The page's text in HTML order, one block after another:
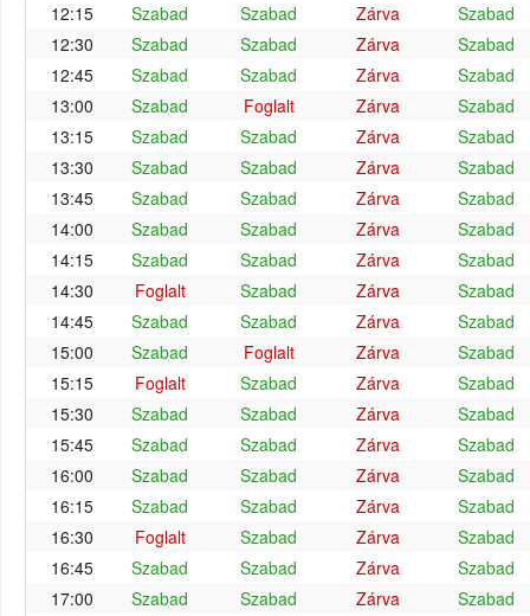
12:15
Szabad Szabad Zárva
Szabad
12:30
Szabad Szabad Zárva
Szabad
12:45
Szabad Szabad Zárva
Szabad
13:00
Szabad Foglalt Zárva
Szabad
13:15
Szabad Szabad Zárva
Szabad
13:30
Szabad Szabad Zárva
Szabad
13:45
Szabad Szabad Zárva
Szabad
14:00
Szabad Szabad Zárva
Szabad
14:15
Szabad Szabad Zárva
Szabad
14:30
Foglalt Szabad Zárva
Szabad
14:45
Szabad Szabad Zárva
Szabad
15:00
Szabad Foglalt Zárva
Szabad
15:15
Foglalt Szabad Zárva
Szabad
15:30
Szabad Szabad Zárva
Szabad
15:45
Szabad Szabad Zárva
Szabad
16:00
Szabad Szabad Zárva
Szabad
16:15
Szabad Szabad Zárva
Szabad
16:30
Foglalt Szabad Zárva
Szabad
16:45
Szabad Szabad Zárva
Szabad
17:00
Szabad Szabad Zárva
Szabad